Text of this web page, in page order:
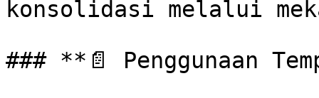
konsolidasi melalui
### **📄 Penggunaan